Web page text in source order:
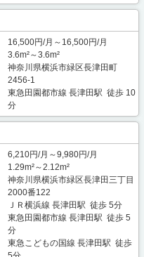
16,500円/月～16,500円/月
3.6m²～3.6m²
神奈川県横浜市緑区長津田町
2456-1
東急田園都市線 長津田駅 徒歩 10
分
6,210円/月～9,980円/月
1.29m²～2.12m²
神奈川県横浜市緑区長津田三丁目
2000番122
ＪＲ横浜線 長津田駅 徒歩 5分
東急田園都市線 長津田駅 徒歩 5
分
東急こどもの国線 長津田駅 徒歩